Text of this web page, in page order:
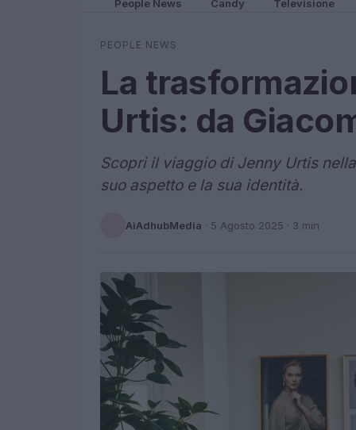
People News Candy Televisione
PEOPLE NEWS
La
Urtis: da
Scopri il viaggio di Jenny Urtis
suo aspetto e la sua identità.
AiAdhubMedia · 5 Agosto 2025 · 3 min